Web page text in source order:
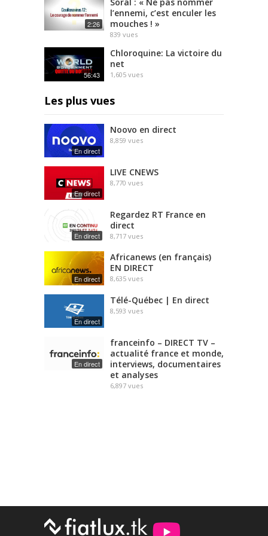
2:26
l’ennemi, c’est enculer les
mouches ! »
839 vues
56:43
Chloroquine: La victoire du
net
1,605 vues
Les plus vues
En direct
Noovo en direct
8,859 vues
En direct
LIVE CNEWS
8,770 vues
En direct
Regardez RT France en
direct
8,717 vues
En direct
Africanews (en français)
EN DIRECT
8,635 vues
En direct
Télé-Québec | En direct
8,593 vues
En direct
franceinfo – DIRECT TV –
actualité france et monde,
interviews, documentaires
et analyses
6,897 vues